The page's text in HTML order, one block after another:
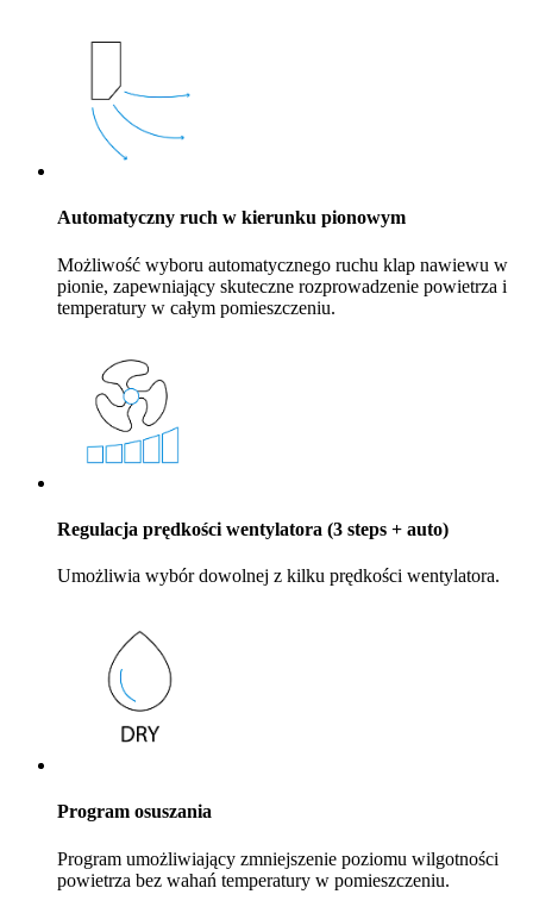
Automatyczny ruch w kierunku pionowym
Możliwość wyboru automatycznego ruchu klap nawiewu w
pionie, zapewniający skuteczne rozprowadzenie powietrza i
temperatury w całym pomieszczeniu.
Regulacja prędkości wentylatora (3 steps + auto)
Umożliwia wybór dowolnej z kilku prędkości wentylatora.
Program osuszania
Program umożliwiający zmniejszenie poziomu wilgotności
powietrza bez wahań temperatury w pomieszczeniu.